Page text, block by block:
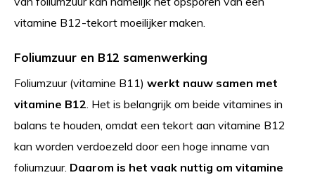
vitamine B12-tekort moeilijker maken.
Foliumzuur en B12 samenwerking
Foliumzuur (vitamine B11) werkt nauw samen met
vitamine B12 . Het is belangrijk om beide vitamines in
balans te houden, omdat een tekort aan vitamine B12
kan worden verdoezeld door een hoge inname van
foliumzuur. Daarom is het vaak nuttig om vitamine